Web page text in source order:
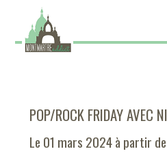
POP/ROCK FRIDAY AVEC
Le 01 mars 2024 à partir